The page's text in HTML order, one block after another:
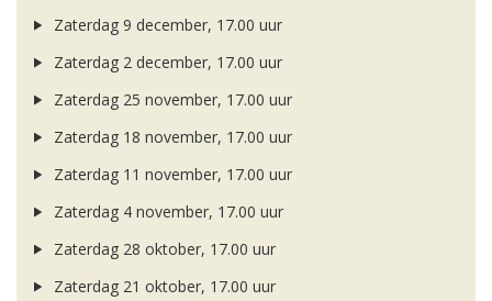
Zaterdag 9 december, 17.00 uur
Zaterdag 2 december, 17.00 uur
Zaterdag 25 november, 17.00 uur
Zaterdag 18 november, 17.00 uur
Zaterdag 11 november, 17.00 uur
Zaterdag 4 november, 17.00 uur
Zaterdag 28 oktober, 17.00 uur
Zaterdag 21 oktober, 17.00 uur